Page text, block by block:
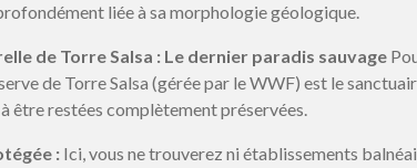
liée à sa morphologie géologique.
de Torre Salsa : Le dernier paradis sauvage
de Torre Salsa (gérée par le WWF) est le
être restées complètement préservées.
: Ici, vous ne trouverez ni établissements